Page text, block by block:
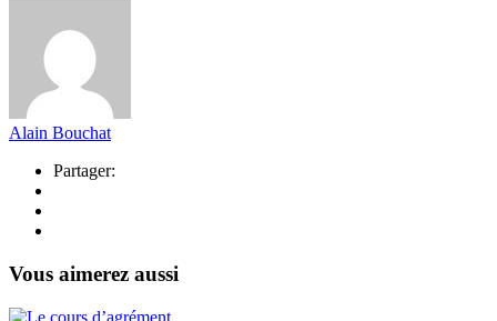
Alain Bouchat
Partager:
Vous aimerez aussi